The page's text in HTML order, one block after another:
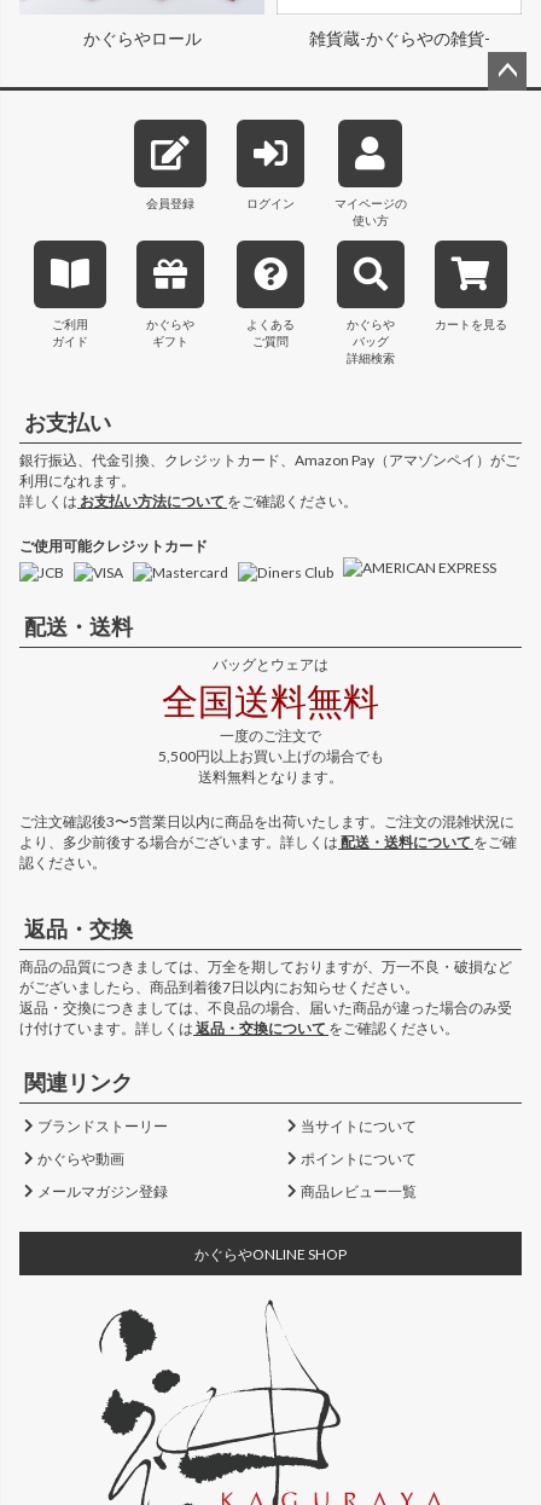
かぐらやロール 雑貨蔵-かぐらやの雑貨-
会員登録 ログイン
マイページの
使い方
ご利用
ガイド
かぐらや
ギフト
よくある
ご質問
かぐらや
バッグ
詳細検索
カートを見る
お支払い
銀行振込、代金引換、クレジットカード、Amazon Pay（アマゾンペイ）がご
利用になれます。
詳しくは お支払い方法について をご確認ください。
ご使用可能クレジットカード
配送・送料
バッグとウェアは
全国送料無料
一度のご注文で
5,500円以上お買い上げの場合でも
送料無料となります。
ご注文確認後3〜5営業日以内に商品を出荷いたします。ご注文の混雑状況に
より、多少前後する場合がございます。詳しくは 配送・送料について をご確
認ください。
返品・交換
商品の品質につきましては、万全を期しておりますが、万一不良・破損など
がございましたら、商品到着後7日以内にお知らせください。
返品・交換につきましては、不良品の場合、届いた商品が違った場合のみ受
け付けています。詳しくは 返品・交換について をご確認ください。
関連リンク
ブランドストーリー
当サイトについて
かぐらや動画
ポイントについて
メールマガジン登録
商品レビュー一覧
かぐらやONLINE SHOP